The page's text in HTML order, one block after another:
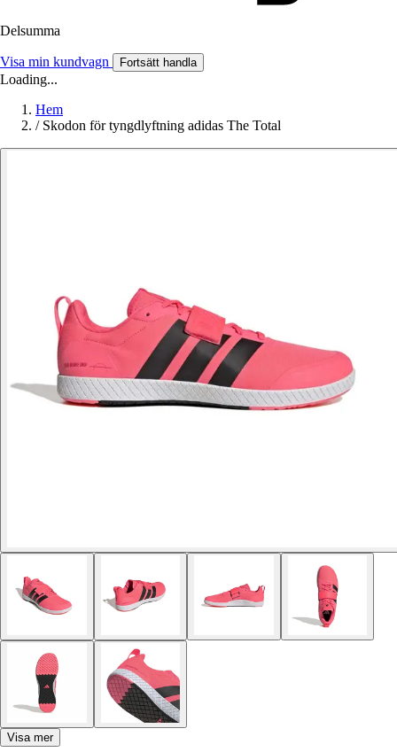
Delsumma
Visa min kundvagn Fortsätt handla
Loading...
Hem
/ Skodon för tyngdlyftning adidas The Total
Visa mer